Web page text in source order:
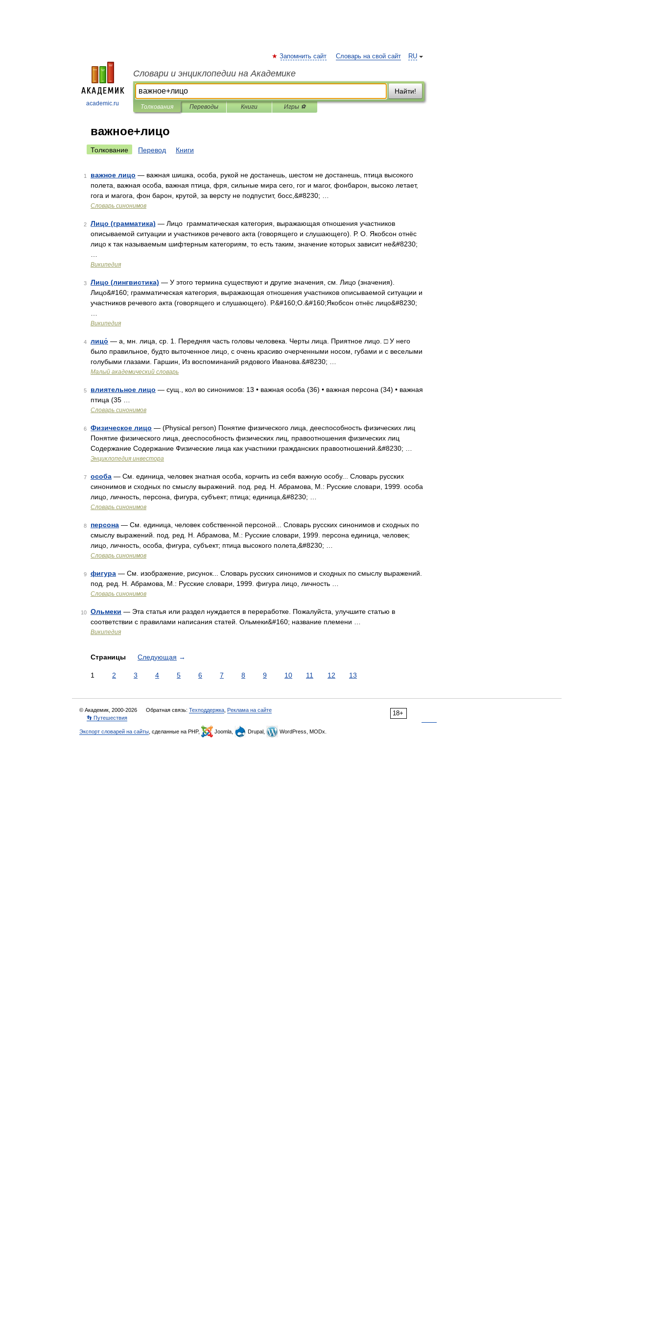
academic.ru
RU
Запомнить сайт Словарь на свой сайт
Словари и энциклопедии на Академике
Найти!
Толкования Переводы Книги Игры ⚽
важное+лицо
Толкование Перевод Книги
1 важное лицо — важная шишка, особа, рукой не достанешь, шестом не достанешь, птица высокого
полета, важная особа, важная птица, фря, сильные мира сего, гог и магог, фонбарон, высоко летает,
гога и магога, фон барон, крутой, за версту не подпустит, босс,&#8230; …
Словарь синонимов
2 Лицо (грамматика) — Лицо грамматическая категория, выражающая отношения участников
описываемой ситуации и участников речевого акта (говорящего и слушающего). Р. О. Якобсон отнёс
лицо к так называемым шифтерным категориям, то есть таким, значение которых зависит не&#8230;
Википедия
3 Лицо (лингвистика) — У этого термина существуют и другие значения, см. Лицо (значения).
Лицо&#160; грамматическая категория, выражающая отношения участников описываемой ситуации и
участников речевого акта (говорящего и слушающего). Р.&#160;О.&#160;Якобсон отнёс лицо&#8230;
Википедия
4 лицо́ — а, мн. лица, ср. 1. Передняя часть головы человека. Черты лица. Приятное лицо. □ У него
было правильное, будто выточенное лицо, с очень красиво очерченными носом, губами и с веселыми
голубыми глазами. Гаршин, Из воспоминаний рядового Иванова.&#8230; …
Малый академический словарь
5 влиятельное лицо — сущ., кол во синонимов: 13 • важная особа (36) • важная персона (34) • важная
птица (35 …
Словарь синонимов
6 Физическое лицо — (Physical person) Понятие физического лица, дееспособность физических лиц
Понятие физического лица, дееспособность физических лиц, правоотношения физических лиц
Содержание Содержание Физические лица как участники гражданских правоотношений.&#8230; …
Энциклопедия инвестора
7 особа — См. единица, человек знатная особа, корчить из себя важную особу... Словарь русских
синонимов и сходных по смыслу выражений. под. ред. Н. Абрамова, М.: Русские словари, 1999. особа
лицо, личность, персона, фигура, субъект; птица; единица,&#8230; …
Словарь синонимов
8 персона — См. единица, человек собственной персоной... Словарь русских синонимов и сходных по
смыслу выражений. под. ред. Н. Абрамова, М.: Русские словари, 1999. персона единица, человек;
лицо, личность, особа, фигура, субъект; птица высокого полета,&#8230; …
Словарь синонимов
9 фигура — См. изображение, рисунок... Словарь русских синонимов и сходных по смыслу выражений.
под. ред. Н. Абрамова, М.: Русские словари, 1999. фигура лицо, личность …
Словарь синонимов
10 Ольмеки — Эта статья или раздел нуждается в переработке. Пожалуйста, улучшите статью в
соответствии с правилами написания статей. Ольмеки&#160; название племени …
Википедия
Страницы Следующая →
1 2 3 4 5 6 7 8 9 10 11 12 13
18+
© Академик, 2000-2026 Обратная связь: Техподдержка Реклама на сайте
👣 Путешествия
Экспорт словарей на сайты , сделанные на PHP, Joomla, Drupal, WordPress, MODx.